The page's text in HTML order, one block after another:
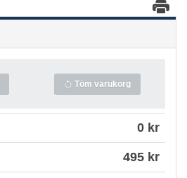
Töm varukorg
0 kr
495 kr